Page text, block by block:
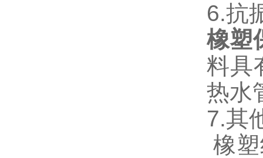
6.抗
橡塑
料具
热水
7.其
橡